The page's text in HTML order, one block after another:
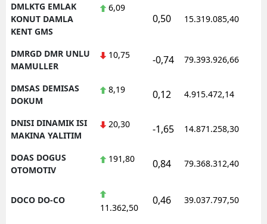
DMLKTG EMLAK
KONUT DAMLA
KENT GMS
6,09
0,50 15.319.085,40
DMRGD DMR UNLU
MAMULLER
10,75 -0,74 79.393.926,66
DMSAS DEMISAS
DOKUM
8,19 0,12 4.915.472,14
DNISI DINAMIK ISI
MAKINA YALITIM
20,30 -1,65 14.871.258,30
DOAS DOGUS
OTOMOTIV
191,80 0,84 79.368.312,40
DOCO DO-CO
11.362,50
0,46 39.037.797,50